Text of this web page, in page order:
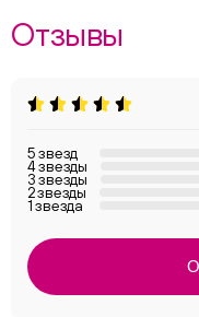
Отзывы
5 звезд
4 звезды
3 звезды
2 звезды
1 звезда